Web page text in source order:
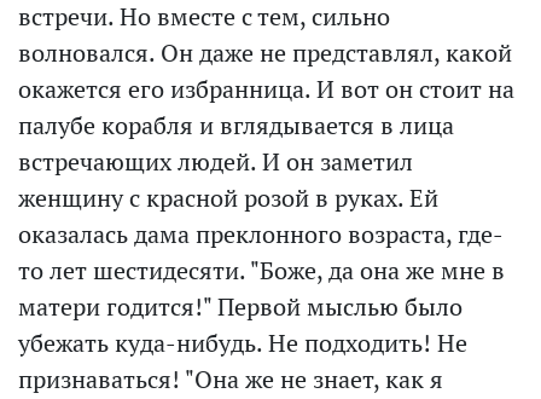
встречи. Но вместе с тем, сильно
волновался. Он даже не представлял, какой
окажется его избранница. И вот он стоит на
палубе корабля и вглядывается в лица
встречающих людей. И он заметил
женщину с красной розой в руках. Ей
оказалась дама преклонного возраста, где-
то лет шестидесяти. "Боже, да она же мне в
матери годится!" Первой мыслью было
убежать куда-нибудь. Не подходить! Не
признаваться! "Она же не знает, как я